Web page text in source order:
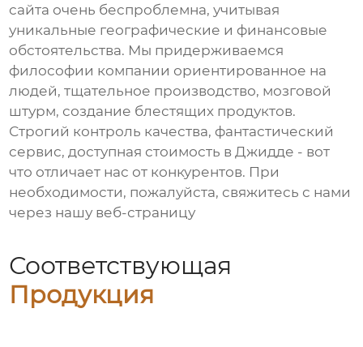
сайта очень беспроблемна, учитывая
уникальные географические и финансовые
обстоятельства. Мы придерживаемся
философии компании ориентированное на
людей, тщательное производство, мозговой
штурм, создание блестящих продуктов.
Строгий контроль качества, фантастический
сервис, доступная стоимость в Джидде - вот
что отличает нас от конкурентов. При
необходимости, пожалуйста, свяжитесь с нами
через нашу веб-страницу
Соответствующая
Продукция